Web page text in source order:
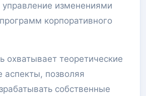
изменениями
корпоративного
теоретические
аспекты, позволяя
собственные